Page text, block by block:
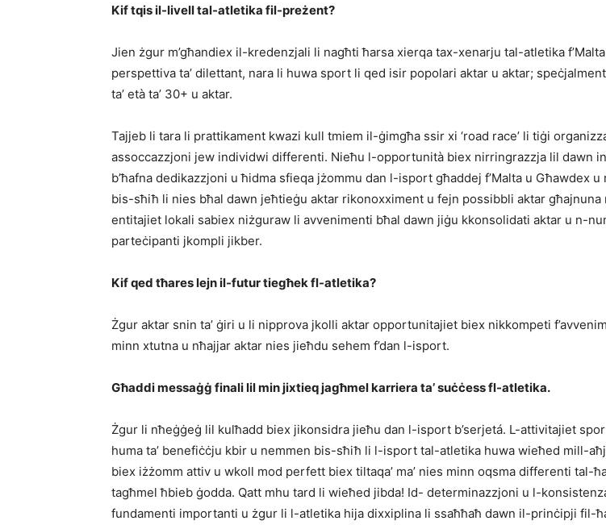
Kif tqis il-livell tal-atletika fil-preżent?
Jien żgur m’għandiex il-kredenzjali li nagħti ħarsa xierqa tax-xenarju tal-atletika
perspettiva ta’ dilettant, nara li huwa sport li qed isir popolari aktar u aktar;
ta’ età ta’ 30+ u aktar.
Tajjeb li tara li prattikament kwazi kull tmiem il-ġimgħa ssir xi ‘road race’ li tiġi
assoccazzjoni jew individwi differenti. Nieħu l-opportunità biex nirringrazzja lil dawn
b’ħafna dedikazzjoni u ħidma sfieqa jżommu dan l-isport għaddej f’Malta u Għawdex u
bis-sħiħ li nies bħal dawn jeħtieġu aktar rikonoxximent u fejn possibbli aktar għajnuna
entitajiet lokali sabiex niżguraw li avvenimenti bħal dawn jiġu kkonsolidati aktar u n-
parteċipanti jkompli jikber.
Kif qed tħares lejn il-futur tiegħek fl-atletika?
Żgur aktar snin ta’ ġiri u li nipprova jkolli aktar opportunitajiet biex nikkompeti
minn xtutna u nħajjar aktar nies jieħdu sehem f’dan l-isport.
Għaddi messaġġ finali lil min jixtieq jagħmel karriera ta’ suċċess fl-atletika.
Żgur li nħeġġeġ lil kulħadd biex jikonsidra jieħu dan l-isport b’serjetá. L-attivitajiet
huma ta’ benefiċċju kbir u nemmen bis-sħiħ li l-isport tal-atletika huwa wieħed mill-
biex iżżomm attiv u wkoll mod perfett biex tiltaqa’ ma’ nies minn oqsma differenti tal-
tagħmel ħbieb ġodda. Qatt mhu tard li wieħed jibda! Id- determinazzjoni u l-
fundamenti importanti u żgur li l-atletika hija dixxiplina li ssaħħaħ dawn il-prinċipji fil-